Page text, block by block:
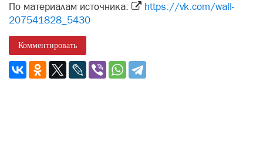
По материалам источника:
https://vk.com/wall-
207541828_5430
Комментировать